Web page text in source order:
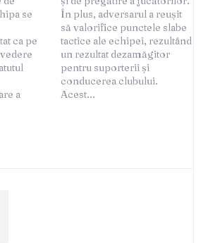
se
ca pe
a
reușit
și
Acest...